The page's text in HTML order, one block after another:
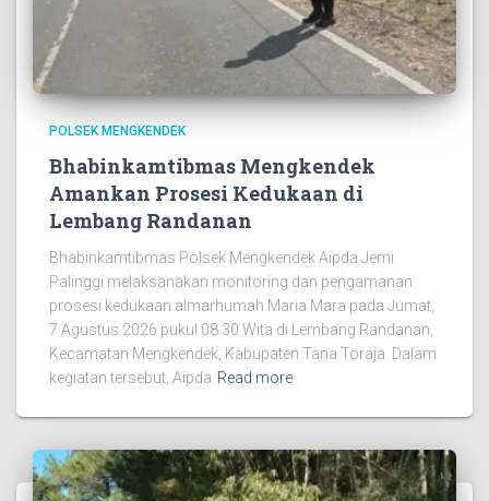
POLSEK MENGKENDEK
Bhabinkamtibmas Mengkendek
Amankan Prosesi Kedukaan di
Lembang Randanan
Bhabinkamtibmas Polsek Mengkendek Aipda Jemi
Palinggi melaksanakan monitoring dan pengamanan
prosesi kedukaan almarhumah Maria Mara pada Jumat,
7 Agustus 2026 pukul 08.30 Wita di Lembang Randanan,
Kecamatan Mengkendek, Kabupaten Tana Toraja. Dalam
kegiatan tersebut, Aipda Read more